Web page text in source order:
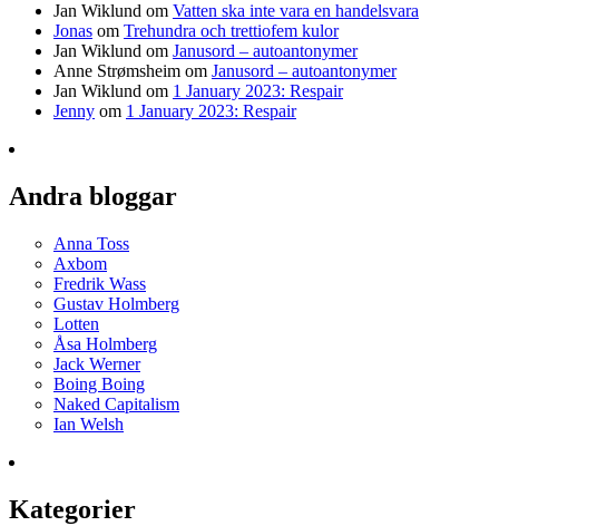
Jan Wiklund om Vatten ska inte vara en handelsvara
Jonas om Trehundra och trettiofem kulor
Jan Wiklund om Janusord – autoantonymer
Anne Strømsheim om Janusord – autoantonymer
Jan Wiklund om 1 January 2023: Respair
Jenny om 1 January 2023: Respair
Andra bloggar
Anna Toss
Axbom
Fredrik Wass
Gustav Holmberg
Lotten
Åsa Holmberg
Jack Werner
Boing Boing
Naked Capitalism
Ian Welsh
Kategorier